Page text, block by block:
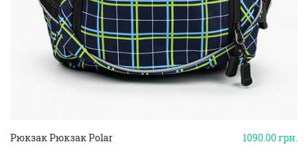
1090.00грн.
Рюкзак Рюкзак Polar